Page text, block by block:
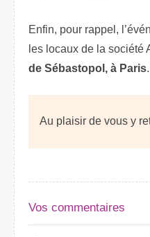
Enfin, pour rappel,
les locaux de la société
de Sébastopol, à Paris.
Au plaisir de vous y
Vos commentaires